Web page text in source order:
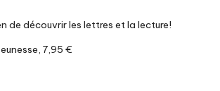
de découvrir les lettres et la lecture!
7,95 €